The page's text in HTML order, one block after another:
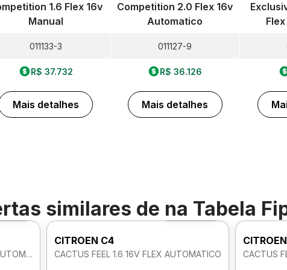
1.6 Flex 16v
Manual
011133-3
R$ 37.732
Mais detalhes
Competition 2.0 Flex 16v
Automatico
011127-9
R$ 36.126
Mais detalhes
similares de na Tabela
360º
CACTUS FEEL PACK 1.6 16V FLEX AUTOMATICO
Foto 360º
CITROEN C4
CACTUS FEEL 1.6 16V FLEX AUTOMATICO CACTUS